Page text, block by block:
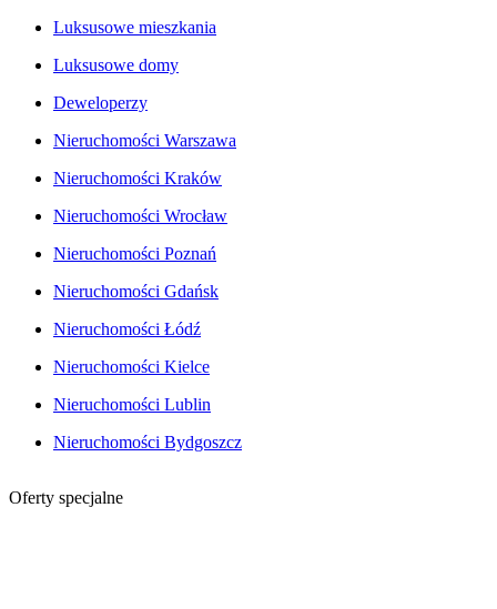
Luksusowe mieszkania
Luksusowe domy
Deweloperzy
Nieruchomości Warszawa
Nieruchomości Kraków
Nieruchomości Wrocław
Nieruchomości Poznań
Nieruchomości Gdańsk
Nieruchomości Łódź
Nieruchomości Kielce
Nieruchomości Lublin
Nieruchomości Bydgoszcz
Oferty specjalne